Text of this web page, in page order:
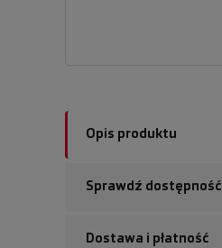
Opis produktu
Sprawdź dostępność
Dostawa i płatność